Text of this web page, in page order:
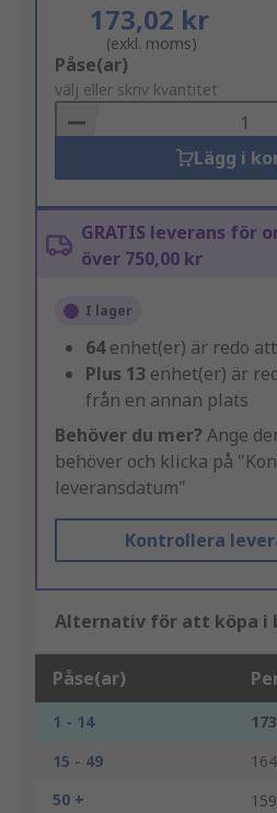
173,02 kr
(exkl. moms)
Add
to
Basket
Påse(ar)
välj eller skriv kvantitet
Lägg i
GRATIS leverans för
över 750,00 kr
I lager
64enhet(er) är redo
Plus 13 enhet(er) är
från en annan plats
Behöver du mer? Ange
behöver och klicka på
leveransdatum"
Kontrollera
Alternativ för att köpa i
Påse(ar)
1 - 14
15 - 49
50 +